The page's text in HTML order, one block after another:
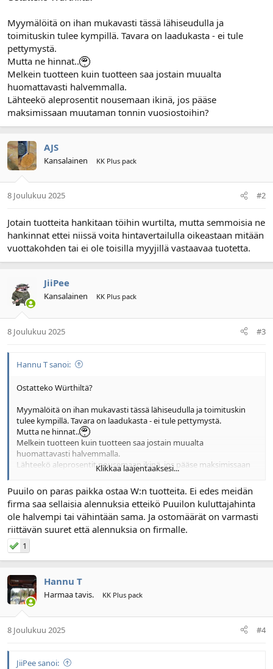
o
i
t
t
a
j
a
ä
r
ä
Myymälöitä on ihan mukavasti tässä lähiseudulla ja
toimituskin tulee kympillä. Tavara on laadukasta - ei tule
pettymystä.
Mutta ne hinnat..
Melkein tuotteen kuin tuotteen saa jostain muualta
huomattavasti halvemmalla.
Lähteekö aleprosentit nousemaan ikinä, jos pääse
maksimissaan muutaman tonnin vuosiostoihin?
AJS
Kansalainen KK Plus pack
8 Joulukuu 2025 #2
Jotain tuotteita hankitaan töihin wurtilta, mutta semmoisia ne
hankinnat ettei niissä voita hintavertailulla oikeastaan mitään
vuottakohden tai ei ole toisilla myyjillä vastaavaa tuotetta.
JiiPee
Kansalainen KK Plus pack
8 Joulukuu 2025 #3
Hannu T sanoi:
Ostatteko Würthiltä?
Myymälöitä on ihan mukavasti tässä lähiseudulla ja toimituskin
tulee kympillä. Tavara on laadukasta - ei tule pettymystä.
Mutta ne hinnat..
Melkein tuotteen kuin tuotteen saa jostain muualta
huomattavasti halvemmalla.
Lähteekö aleprosentit nousemaan ikinä, jos pääse maksimissaan
muutaman tonnin vuosiostoihin?
Klikkaa laajentaaksesi...
Puuilo on paras paikka ostaa W:n tuotteita. Ei edes meidän
firma saa sellaisia alennuksia etteikö Puuilon kuluttajahinta
ole halvempi tai vähintään sama. Ja ostomäärät on varmasti
riittävän suuret että alennuksia on firmalle.
1
Hannu T
Harmaa tavis. KK Plus pack
8 Joulukuu 2025 #4
JiiPee sanoi: